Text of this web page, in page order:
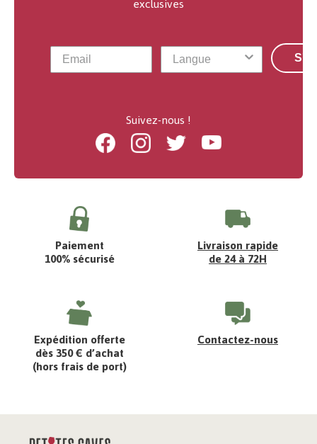
Suivez-nous !
FacebookInstagramTwitter Youtube
Paiement
100% sécurisé
Livraison rapide
de 24 à 72H
Expédition offerte
dès 350 € d’achat
(hors frais de port)
Contactez-nous